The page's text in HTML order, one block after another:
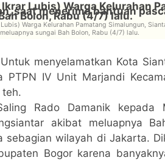
Warga Kelurahan Pamatang Simalungun,
sungai Bah Bolon, Rabu (4/7) lalu.
menyelamatkan Kota
PTPN IV Unit Marjandi
teh.
Rado Damanik
akibat meluapnya
sebagian wilayah di Jakarta.
Bogor karena